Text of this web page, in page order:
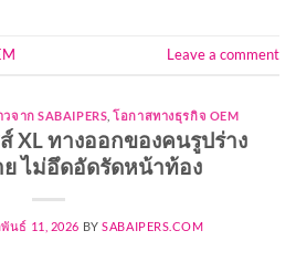
Leave a comment
วจาก SABAIPERS ,โอกาสทางธุรกิจ OEM
XL ทางออกของคนรูปร่าง
ไม่อึดอัดรัดหน้าท้อง
นธ์ 11, 2026 BYSABAIPERS.COM